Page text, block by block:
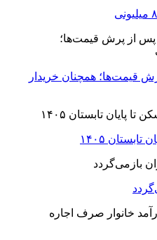
قیمت‌ها؛ همچنان خریدار
۱۴۰۵